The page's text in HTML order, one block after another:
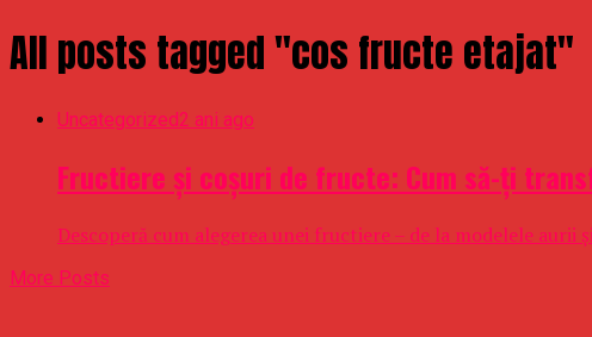
All posts tagged "cos fructe etajat"
Uncategorized2 ani ago
Fructiere și coșuri de fructe: Cum să-ți
Descoperă cum alegerea unei fructiere – de la modelele
More Posts